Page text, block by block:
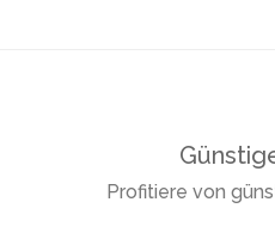
Profitiere von